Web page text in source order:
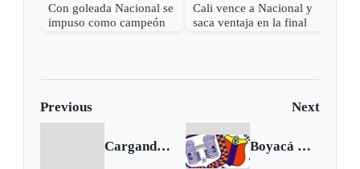
Con goleada Nacional se
impuso como campeón
Cali vence a Nacional y
saca ventaja en la final
Previous Next
Cargando anterior... Boyacá Chicó dejó ir los puntos y enreda su clasificación